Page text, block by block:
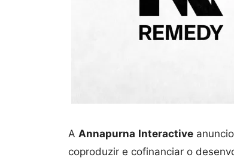
A Annapurna Interactive
coproduzir e cofinanciar o